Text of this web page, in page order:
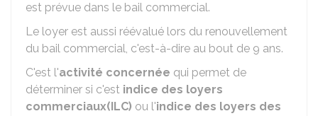
est prévue dans le bail commercial.
Le loyer est aussi réévalué lors du renouvellement
du bail commercial, c'est-à-dire au bout de 9 ans.
C'est l'activité concernée qui permet de
déterminer si c'est indice des loyers
commerciaux(ILC) ou l'indice des loyers des